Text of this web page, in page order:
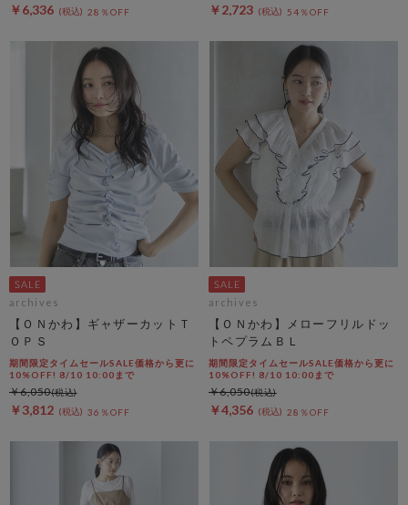
￥6,336 28％OFF ￥2,723 54％OFF
archives
【ＯＮかわ】ギャザーカットＴ
ＯＰＳ
期間限定タイムセールSALE価格から更に
10%OFF! 8/10 10:00まで
￥3,812 36％OFF
￥6,050
archives
【ＯＮかわ】メローフリルドッ
トペプラムＢＬ
期間限定タイムセールSALE価格から更に
10%OFF! 8/10 10:00まで
￥4,356 28％OFF
￥6,050